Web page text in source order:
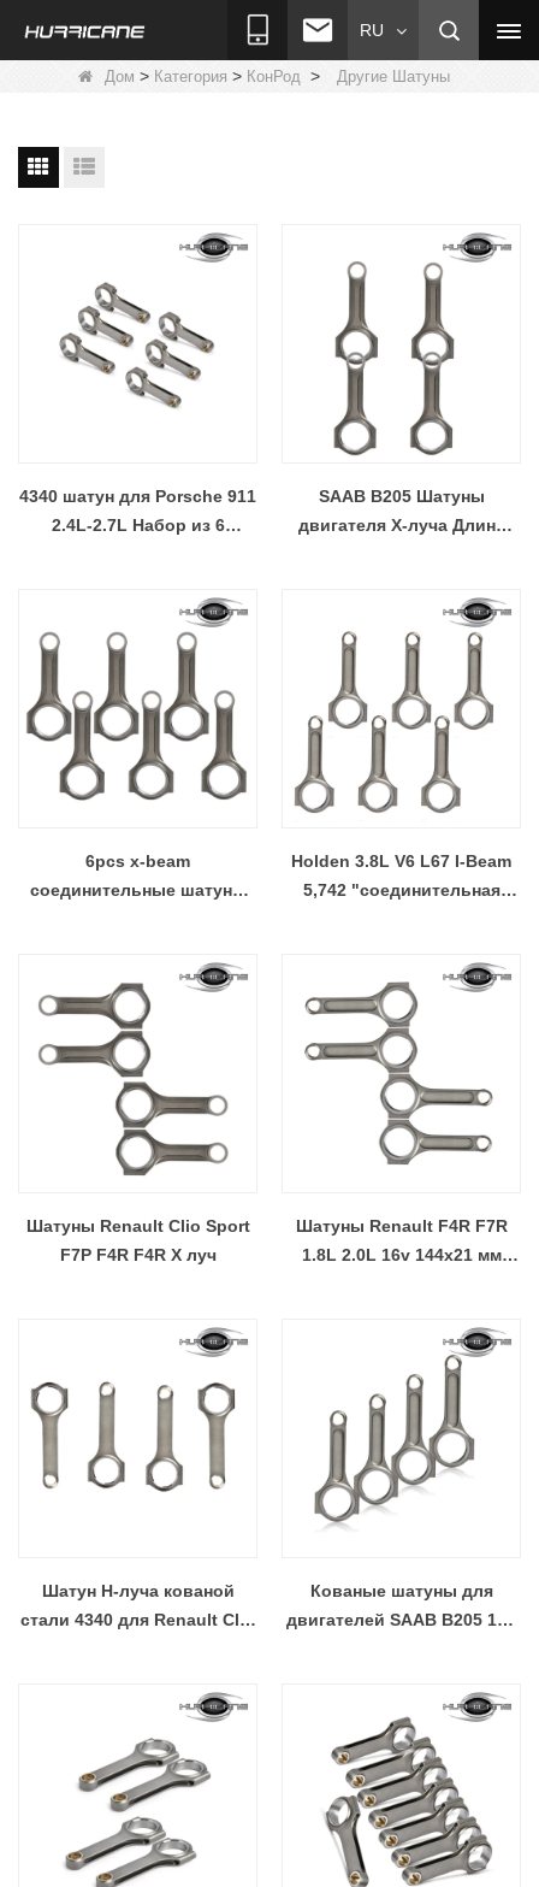
RU
Дом > Категория > КонРод > Другие Шатуны
4340 шатун для Porsche 911
2.4L-2.7L Набор из 6
SAAB B205 Шатуны
двигателя X-луча Длина
6pcs x-beam
соединительные шатуны
Holden 3.8L V6 L67 I-Beam
5,742 "соединительная
Шатуны Renault Clio Sport
F7P F4R F4R X луч
Шатуны Renault F4R F7R
1.8L 2.0L 16v 144x21 мм
Шатун H-луча кованой
стали 4340 для Renault Clio
Кованые шатуны для
двигателей SAAB B205 159